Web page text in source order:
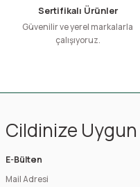
Sertifikalı Ürünler
Güvenilir ve yerel markalarla
çalışıyoruz.
Cildinize
E-Bülten